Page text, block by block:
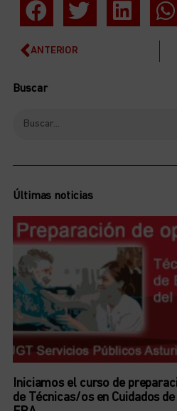
ANTERIOR
Buscar
Últimas noticias
Iniciamos el curso de
de Técnicas/os en Cuidados